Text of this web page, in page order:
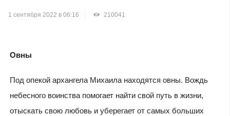
1 сентября 2022 в 06:16 210041
Овны
Под опекой архангела Михаила находятся овны. Вождь
небесного воинства помогает найти свой путь в жизни,
отыскать свою любовь и уберегает от самых больших